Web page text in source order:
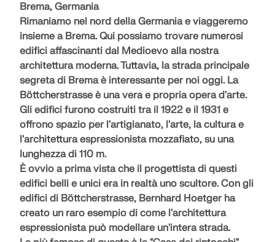
Brema, Germania
Rimaniamo nel nord della Germania e viaggeremo
insieme a Brema. Qui possiamo trovare numerosi
edifici affascinanti dal Medioevo alla nostra
architettura moderna. Tuttavia, lastrada principale
segreta di Bremaè interessante per noi oggi. La
Böttcherstrasse è unavera e propria opera d'arte.
Gli edifici furono costruiti tra il 1922 e il 1931 e
offrono spazio per l'artigianato, l'arte, la cultura e
l'architettura espressionista mozzafiato, su una
lunghezza di 110 m.
È ovvio a prima vista che il progettista di questi
edifici belli e unici era in realtà uno scultore. Con gli
edifici di Böttcherstrasse, Bernhard Hoetger ha
creato un raro esempio di come l'architettura
espressionista può modellare un'intera strada.